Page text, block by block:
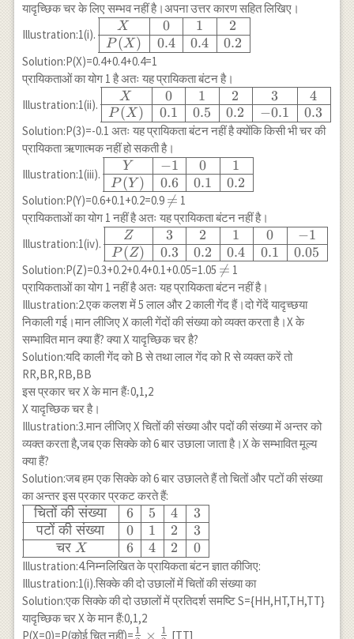
यादृच्छिक चर के लिए सम्भव नहीं है।अपना उत्तर कारण सहित लिखिए।
Illustration:1(i).
\begin{array}
{|c|c|c|c|}
\hline X & 0
& 1 & 2 \\
\hline P(X) &
0.4 & 0.4 &
0.2 \\ \hline
\end{array}
X
P (X )
0
0.4
1
0.4
2
0.2
Solution:P(X)=0.4+0.4+0.4=1
प्रायिकताओं का योग 1 है अतः यह प्रायिकता बंटन है।
Illustration:1(ii).
\begin{array}
{|c|c|c|c|c|c|}
\hline X & 0
& 1 & 2 & 3
& 4 \\ \hline
P(X) & 0.1 &
0.5 & 0.2 &
-0.1 & 0.3 \\
\hline
\end{array}
X
P (X )
0
0.1
1
0.5
2
0.2
3
−0.1
4
0.3
Solution:P(3)=-0.1 अतः यह प्रायिकता बंटन नहीं है क्योंकि किसी भी चर की
प्रायिकता ऋणात्मक नहीं हो सकती है।
Illustration:1(iii).
\begin{array}
{|c|c|c|c|}
\hline Y & -1
& 0 & 1 \\
\hline P(Y) &
0.6 & 0.1 &
0.2 \\ \hline
\end{array}
Y
P (Y )
−1
0.6
0
0.1
1
0.2
Solution:P(Y)=0.6+0.1+0.2=0.9 \neq

= 1
प्रायिकताओं का योग 1 नहीं है अतः यह प्रायिकता बंटन नहीं है।
Illustration:1(iv).
\begin{array}
{|c|c|c|c|c|c|}
\hline Z & 3
& 2 & 1 & 0
& -1 \\ \hline
P(Z) & 0.3 &
0.2 & 0.4 &
0.1 & 0.05 \\
\end{array}
Z
P (Z)
3
0.3
2
0.2
1
0.4
0
0.1
−1
0.05
Solution:P(Z)=0.3+0.2+0.4+0.1+0.05=1.05 \neq

= 1
प्रायिकताओं का योग 1 नहीं है अतः यह प्रायिकता बंटन नहीं है।
Illustration:2.एक कलश में 5 लाल और 2 काली गेंद हैं।दो गेंदें यादृच्छया
निकाली गई।मान लीजिए X काली गेंदों की संख्या को व्यक्त करता है।X के
सम्भावित मान क्या हैं? क्या X यादृच्छिक चर है?
Solution:यदि काली गेंद को B से तथा लाल गेंद को R से व्यक्त करें तो
RR,BR,RB,BB
इस प्रकार चर X के मान हैंः0,1,2
X यादृच्छिक चर है।
Illustration:3.मान लीजिए X चितों की संख्या और पदों की संख्या में अन्तर को
व्यक्त करता है,जब एक सिक्के को 6 बार उछाला जाता है।X के सम्भावित मूल्य
क्या हैं?
Solution:जब हम एक सिक्के को 6 बार उछालते हैं तो चितों और पटों की संख्या
का अन्तर इस प्रकार प्रकट करते हैं:
\begin{array}
{|c|c|c|c|c|}
\hline \text {
चितों की संख्या }
& 6 & 5 & 4
& 3 \\ \hline
\text { पटों की
संख्या } & 0 &
चितों की संख्या
पटों की संख्या
चर X
6
0
6
5
1
4
4
2
2
3
3
0
Illustration:4.निम्नलिखित के प्रायिकता बंटन ज्ञात कीजिए:
Illustration:1(i).सिक्के की दो उछालों में चितों की संख्या का
Solution:एक सिक्के की दो उछालों में प्रतिदर्श समष्टि S={HH,HT,TH,TT}
यादृच्छिक चर X के मान हैं:0,1,2
P(X=0)=P(कोई चित नहीं)=\frac{1}
1 × 1 [TT]